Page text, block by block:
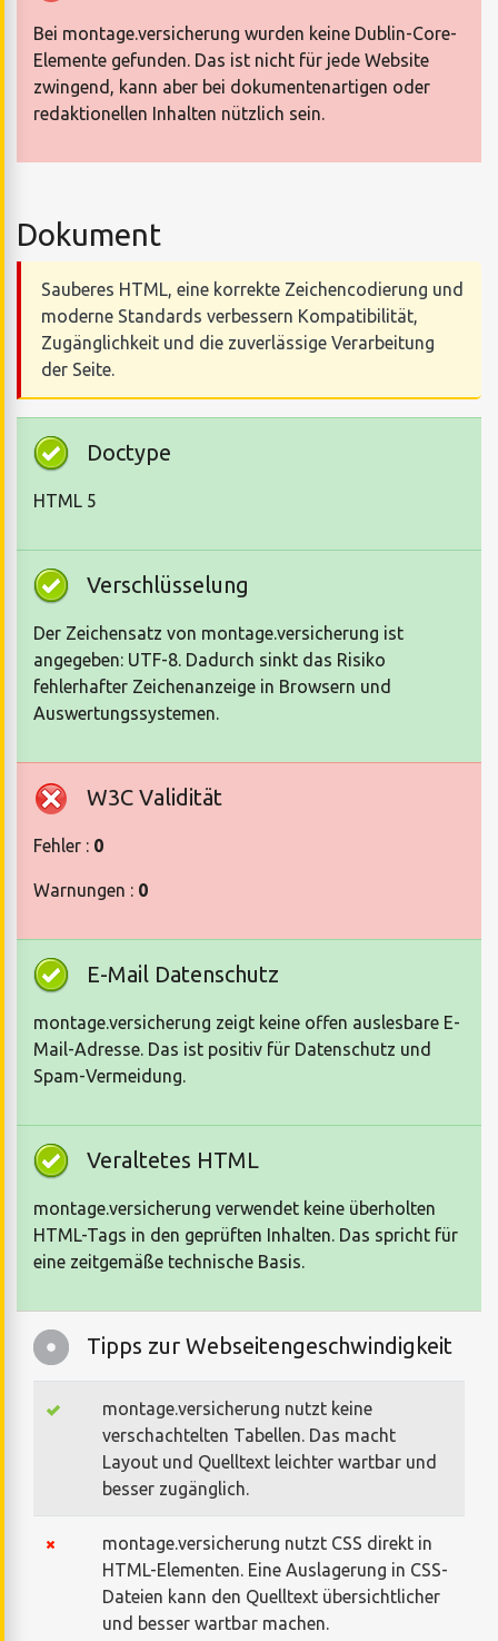
Bei montage.versicherung wurden keine Dublin-Core-
Elemente gefunden. Das ist nicht für jede Website
zwingend, kann aber bei dokumentenartigen oder
redaktionellen Inhalten nützlich sein.
Dokument
Sauberes HTML, eine korrekte Zeichencodierung und
moderne Standards verbessern Kompatibilität,
Zugänglichkeit und die zuverlässige Verarbeitung
der Seite.
Doctype
HTML 5
Verschlüsselung
Der Zeichensatz von montage.versicherung ist
angegeben: UTF-8. Dadurch sinkt das Risiko
fehlerhafter Zeichenanzeige in Browsern und
Auswertungssystemen.
W3C Validität
Fehler : 0
Warnungen : 0
E-Mail Datenschutz
montage.versicherung zeigt keine offen auslesbare E-
Mail-Adresse. Das ist positiv für Datenschutz und
Spam-Vermeidung.
Veraltetes HTML
montage.versicherung verwendet keine überholten
HTML-Tags in den geprüften Inhalten. Das spricht für
eine zeitgemäße technische Basis.
Tipps zur Webseitengeschwindigkeit
montage.versicherung nutzt keine
verschachtelten Tabellen. Das macht
Layout und Quelltext leichter wartbar und
besser zugänglich.
montage.versicherung nutzt CSS direkt in
HTML-Elementen. Eine Auslagerung in CSS-
Dateien kann den Quelltext übersichtlicher
und besser wartbar machen.